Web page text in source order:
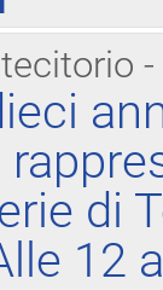
di
12